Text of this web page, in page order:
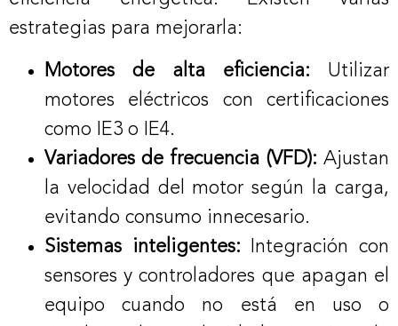
estrategias para mejorarla:
Motores de alta eficiencia: Utilizar
motores eléctricos con certificaciones
como IE3 o IE4.
Variadores de frecuencia (VFD): Ajustan
la velocidad del motor según la carga,
evitando consumo innecesario.
Sistemas inteligentes: Integración con
sensores y controladores que apagan el
equipo cuando no está en uso o